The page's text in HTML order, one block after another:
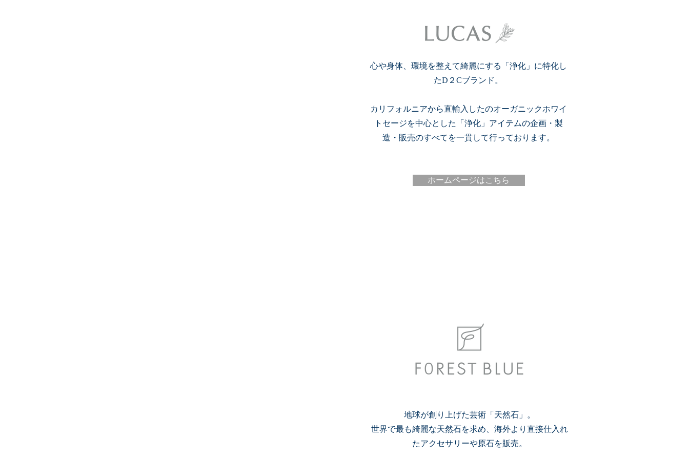
心や身体、環境を整えて綺麗にする「浄化」に特化し
たD２Cブランド。
カリフォルニアから直輸入したのオーガニックホワイ
トセージを中心とした「浄化」アイテムの企画・製
造・販売のすべてを一貫して行っております。
ホームページはこちら
地球が創り上げた芸術「天然石」。
​世界で最も綺麗な天然石を求め、海外より直接仕入れ
たアクセサリーや原石を販売。